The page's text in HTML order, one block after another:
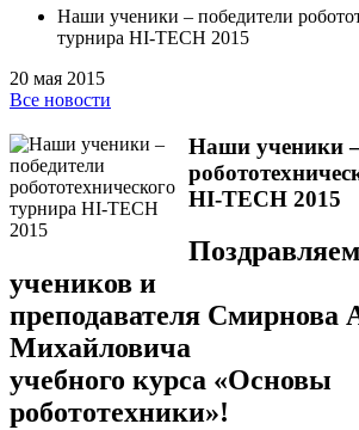
Наши ученики – победители
турнира HI-TECH 2015
20 мая 2015
Все новости
Наши ученики
HI-TECH 2015
учеников и
преподавателя Смирнова
Михайловича
учебного курса «Основы
робототехники»!